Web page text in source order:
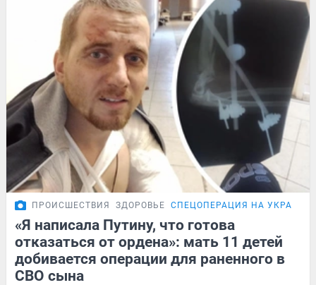
ПРОИСШЕСТВИЯ ЗДОРОВЬЕ СПЕЦОПЕРАЦИЯ НА УКРАИНЕ
«Я написала Путину, что готова
отказаться от ордена»: мать 11 детей
добивается операции для раненного в
СВО сына